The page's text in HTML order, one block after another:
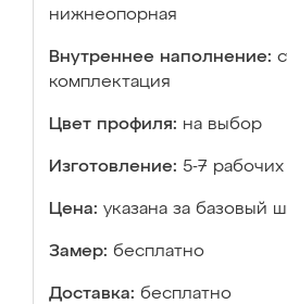
нижнеопорная
Внутреннее наполнение:
комплектация
Цвет профиля: на выбор
Изготовление: 5-7
Цена: указана за базовый
Замер: бесплатно
Доставка: бесплатно